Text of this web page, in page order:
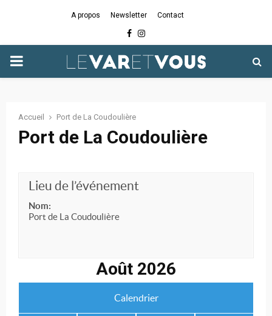
A propos Newsletter Contact
Facebook
Instagram
PRIMARY
Accueil Port de La Coudoulière
Port de La Coudoulière
Lieu de l’événement
Nom:
Port de La Coudoulière
Août 2026
Calendrier